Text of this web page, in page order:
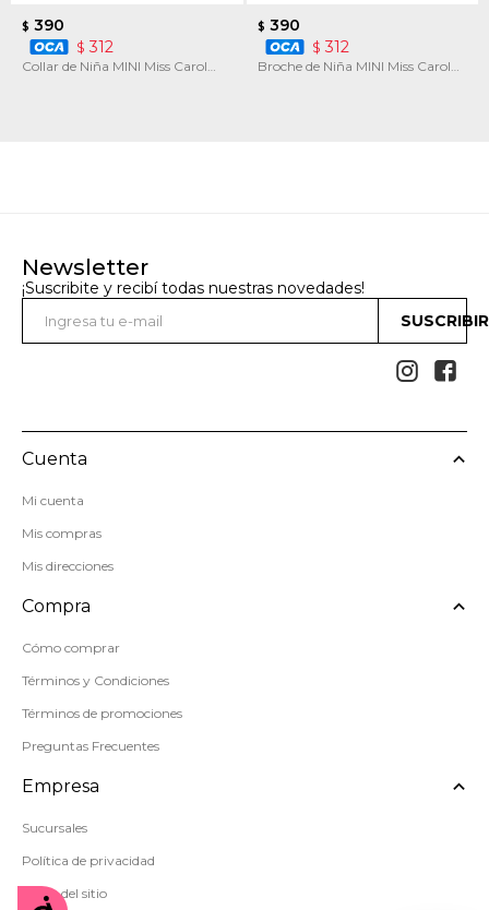
Accesibilidad
$ 390
$ 312
Collar de Niña MINI Miss Carol
$ 390
$ 312
Broche de Niña MINI Miss Carol
Newsletter
¡Suscribite y recibí todas nuestras novedades!
 
Cuenta
Mi cuenta
Mis compras
Mis direcciones
Compra
Cómo comprar
Términos y Condiciones
Términos de promociones
Preguntas Frecuentes
Empresa
Sucursales
Política de privacidad
Mapa del sitio